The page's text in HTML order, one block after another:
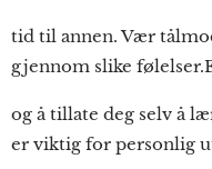
tid til annen. Vær
gjennom slike
og å tillate deg selv å
er viktig for personlig